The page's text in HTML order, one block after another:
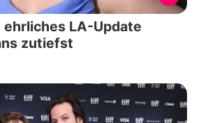
ehrliches LA-Update
zutiefst